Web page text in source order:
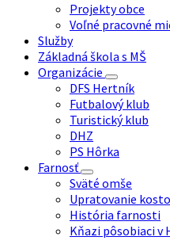
Projekty obce
Voľné pracovné
Služby
Základná škola s MŠ
Organizácie
DFS Hertník
Futbalový klub
Turistický klub
DHZ
PS Hôrka
Farnosť
Sväté omše
Upratovanie
História farnosti
Kňazi pôsobiaci v